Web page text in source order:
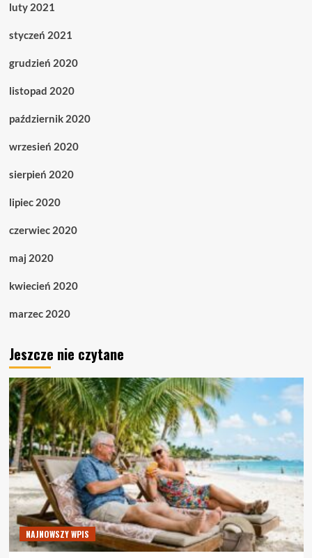
luty 2021
styczeń 2021
grudzień 2020
listopad 2020
październik 2020
wrzesień 2020
sierpień 2020
lipiec 2020
czerwiec 2020
maj 2020
kwiecień 2020
marzec 2020
Jeszcze nie czytane
NAJNOWSZY WPIS